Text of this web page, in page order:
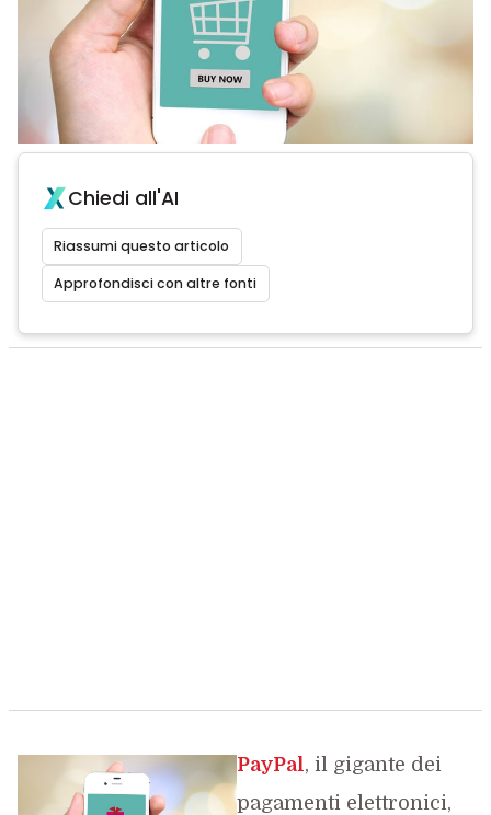
Chiedi all'AI
Riassumi questo articolo
Approfondisci con altre fonti
PayPal, il gigante dei
pagamenti elettronici,